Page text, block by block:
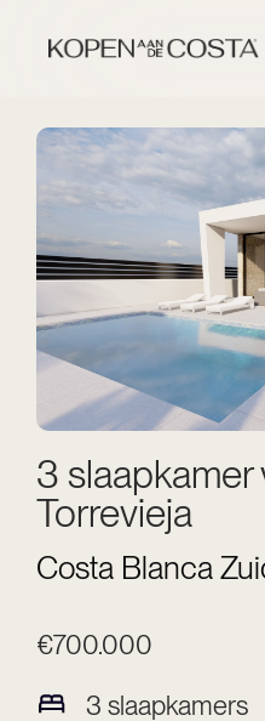
3 slaapkamer
Torrevieja
Costa Blanca
€700.000
3 slaapkamers